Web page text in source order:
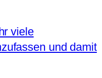
viele
und damit